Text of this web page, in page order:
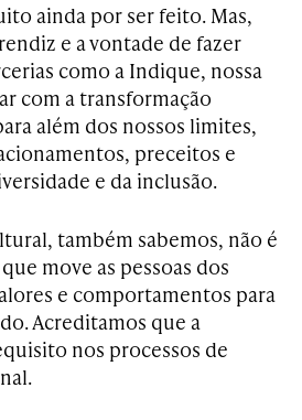
ainda por ser feito. Mas,
e a vontade de fazer
como a Indique, nossa
com a transformação
além dos nossos limites,
preceitos e
e da inclusão.
também sabemos, não é
move as pessoas dos
e comportamentos para
Acreditamos que a
nos processos de